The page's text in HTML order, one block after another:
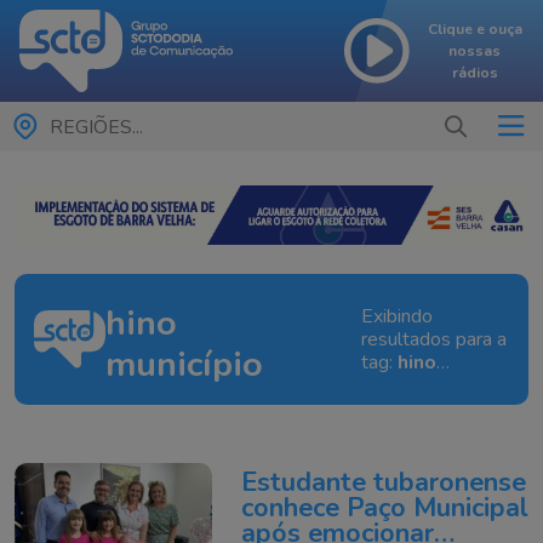
Clique e ouça
nossas
rádios
REGIÕES...
hino
município
Exibindo
resultados para a
tag: hino
Estudante tubaronense
conhece Paço Municipal
após emocionar